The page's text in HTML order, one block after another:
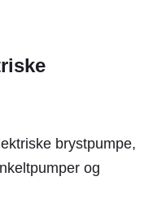
brystpumpe,
og